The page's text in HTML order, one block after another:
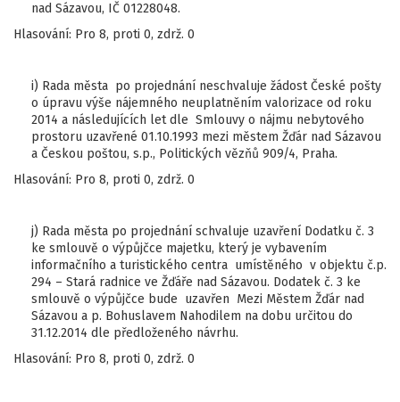
nad Sázavou, IČ 01228048.
Hlasování: Pro 8, proti 0, zdrž. 0
i) Rada města po projednání neschvaluje žádost České pošty
o úpravu výše nájemného neuplatněním valorizace od roku
2014 a následujících let dle Smlouvy o nájmu nebytového
prostoru uzavřené 01.10.1993 mezi městem Žďár nad Sázavou
a Českou poštou, s.p., Politických vězňů 909/4, Praha.
Hlasování: Pro 8, proti 0, zdrž. 0
j) Rada města po projednání schvaluje uzavření Dodatku č. 3
ke smlouvě o výpůjčce majetku, který je vybavením
informačního a turistického centra umístěného v objektu č.p.
294 – Stará radnice ve Žďáře nad Sázavou. Dodatek č. 3 ke
smlouvě o výpůjčce bude uzavřen Mezi Městem Žďár nad
Sázavou a p. Bohuslavem Nahodilem na dobu určitou do
31.12.2014 dle předloženého návrhu.
Hlasování: Pro 8, proti 0, zdrž. 0